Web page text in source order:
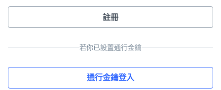
註冊
若你已設置通行金鑰
通行金鑰登入